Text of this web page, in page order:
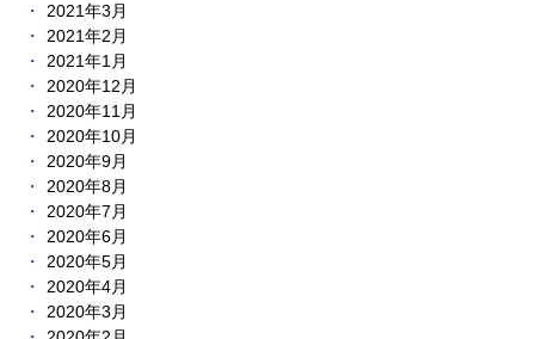
2021年3月
2021年2月
2021年1月
2020年12月
2020年11月
2020年10月
2020年9月
2020年8月
2020年7月
2020年6月
2020年5月
2020年4月
2020年3月